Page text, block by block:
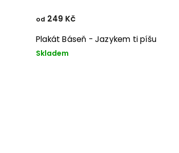
Plakát Báseň - Jazykem ti píšu
Skladem
od 249 Kč